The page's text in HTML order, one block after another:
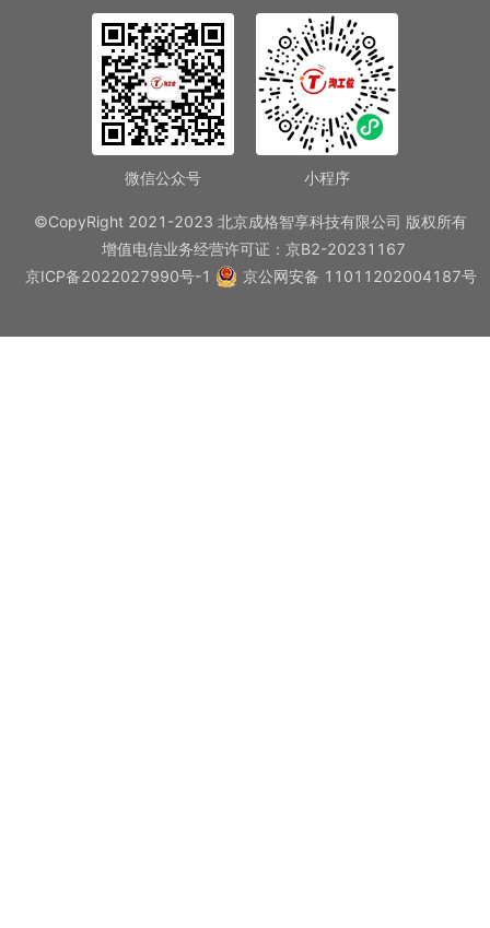
微信公众号 小程序
©CopyRight 2021-2023 北京成格智享科技有限公司 版权所有
增值电信业务经营许可证：京B2-20231167
京ICP备2022027990号-1
京公网安备 11011202004187号